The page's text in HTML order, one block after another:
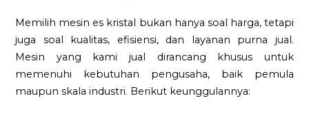
Memilih mesin es kristal bukan hanya soal harga, tetapi
juga soal kualitas, efisiensi, dan layanan purna jual.
Mesin yang kami jual dirancang khusus untuk
memenuhi kebutuhan pengusaha, baik pemula
maupun skala industri. Berikut keunggulannya: